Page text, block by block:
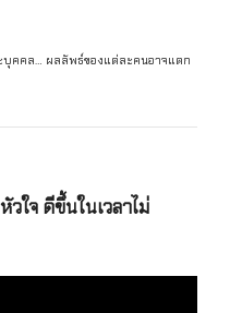
คคล… ผลลัพธ์ของแต่ละคนอาจแตก
ใจ ดีขึ้นในเวลาไม่